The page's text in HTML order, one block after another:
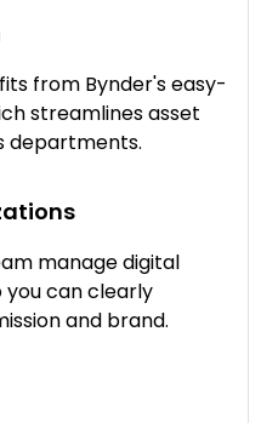
from Bynder's easy-
streamlines asset
departments.
manage digital
you can clearly
and brand.